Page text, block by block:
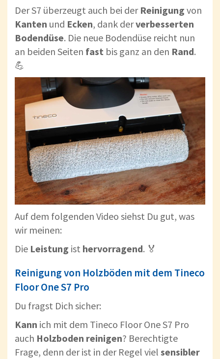
Der S7 überzeugt auch bei der Reinigung von
Kanten und Ecken, dank derverbesserten
Bodendüse. Die neue Bodendüse reicht nun
an beiden Seiten fast bis ganz an den Rand.
💪
Auf dem folgenden Video siehst Du gut, was
wir meinen:
Die Leistung ist hervorragend. 🏅
Reinigung von Holzböden mit dem Tineco
Floor One S7 Pro
Du fragst Dich sicher:
Kann ich mit dem Tineco Floor One S7 Pro
auch Holzboden reinigen? Berechtigte
Frage, denn der ist in der Regel viel sensibler